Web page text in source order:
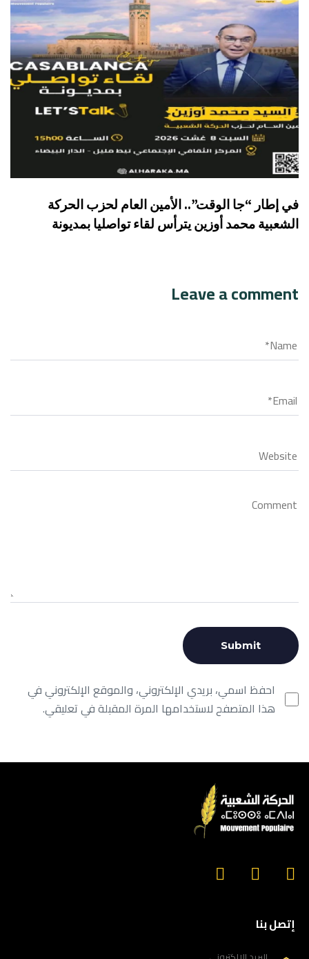
في إطار “جا الوقت”.. الأمين العام لحزب الحركة
الشعبية محمد أوزين يترأس لقاء تواصليا بمديونة
Leave a comment
احفظ اسمي، بريدي الإلكتروني، والموقع الإلكتروني في
هذا المتصفح لاستخدامها المرة المقبلة في تعليقي.
إتصل بنا